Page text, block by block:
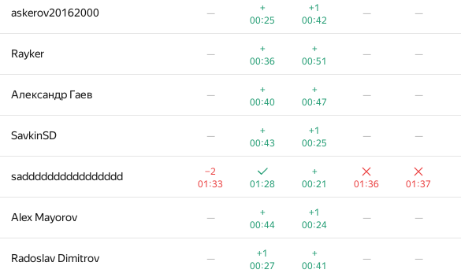
askerov20162000 —
+
00:25
+1
00:42
— —
Rayker —
+
00:36
+
00:51
— —
Александр Гаев —
+
00:40
+
00:47
— —
SavkinSD —
+
00:43
+1
00:25
— —
sadddddddddddddddd
−2
01:33
01:28
+
00:21
01:36 01:37
Alex Mayorov —
+
00:44
+1
00:24
— —
Radoslav Dimitrov —
+1
00:27
+
00:41
— —